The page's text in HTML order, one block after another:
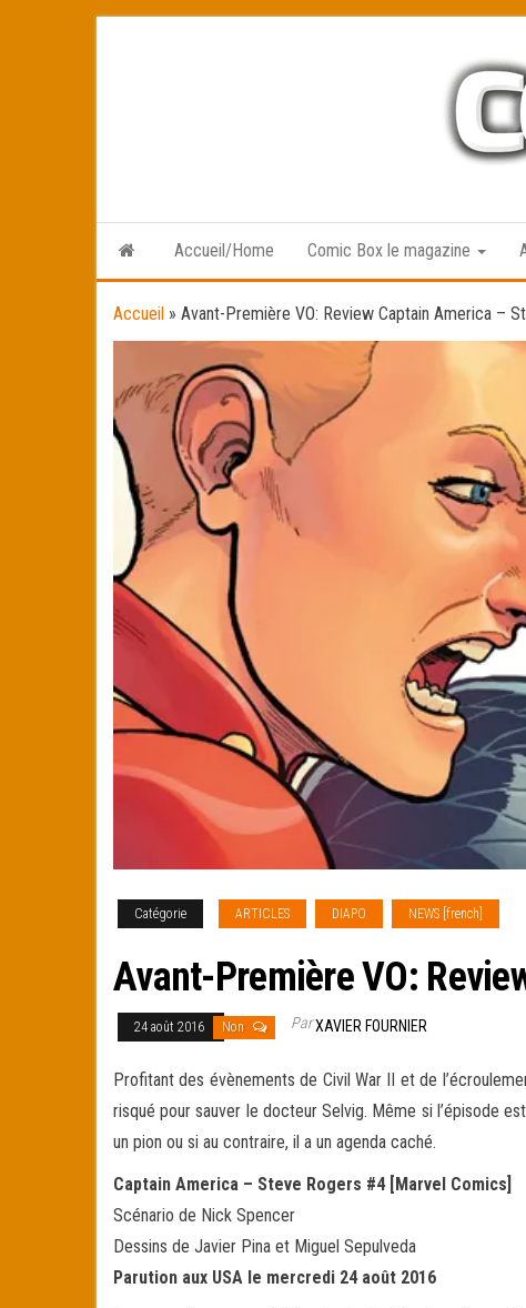
Accueil/Home Comic Box le magazine
Accueil » Avant-Première VO: Review Captain America –
Catégorie ARTICLES DIAPO NEWS [french]
Avant-Première VO:
24 août 2016 Non ParXAVIER FOURNIER
Profitant des évènements de Civil War II et de
risqué pour sauver le docteur Selvig. Même si l’épisode
un pion ou si au contraire, il a un agenda caché.
Captain America – Steve Rogers #4 [Marvel Comics]
Scénario de Nick Spencer
Dessins de Javier Pina et Miguel Sepulveda
Parution aux USA le mercredi 24 août 2016